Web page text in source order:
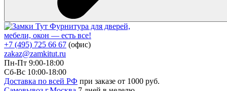
Фурнитура для дверей,
мебели, окон — есть все!
+7 (495) 725 66 67 (офис)
zakaz@zamkitut.ru
Пн-Пт 9:00-18:00
Сб-Вс 10:00-18:00
Доставка по всей РФ при заказе от 1000 руб.